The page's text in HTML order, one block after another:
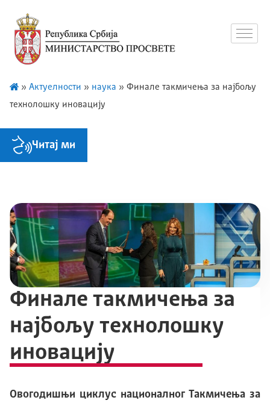
» Актуелности » наука » Финале такмичења за најбољу
технолошку иновацију
Читај ми
Финале такмичења за
најбољу технолошку
иновацију
Овогодишњи циклус националног Такмичења за